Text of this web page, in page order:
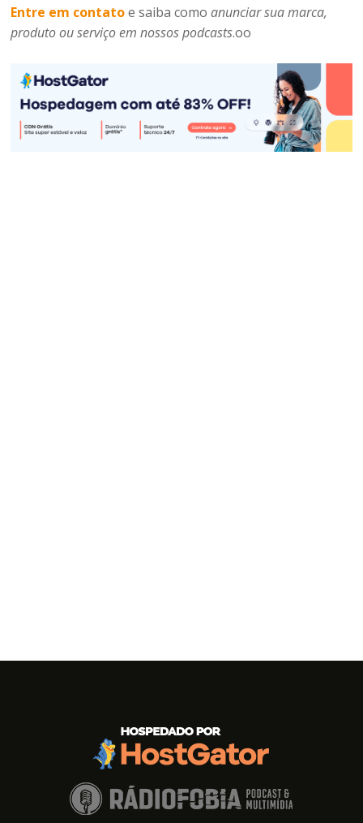
Entre em contatoe saiba comoanunciar sua marca,
produto ou serviço em nossos podcasts.oo